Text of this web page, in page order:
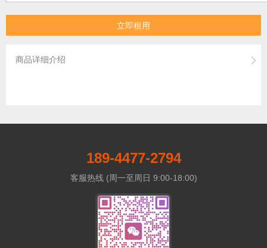
立即租用
商品详细介绍
189-4477-2794
客服热线 (周一至周日 9:00-18:00)